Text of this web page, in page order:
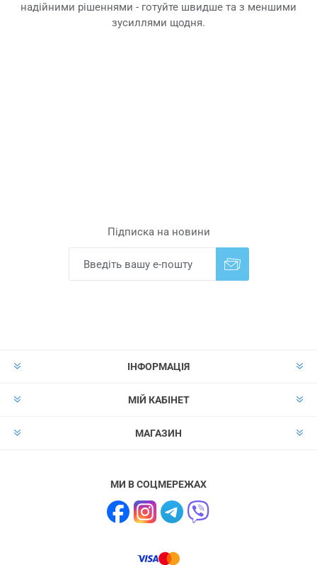
надійними рішеннями - готуйте швидше та з меншими
зусиллями щодня.
Підписка на новини
ІНФОРМАЦІЯ
МІЙ КАБІНЕТ
МАГАЗИН
МИ В СОЦМЕРЕЖАХ